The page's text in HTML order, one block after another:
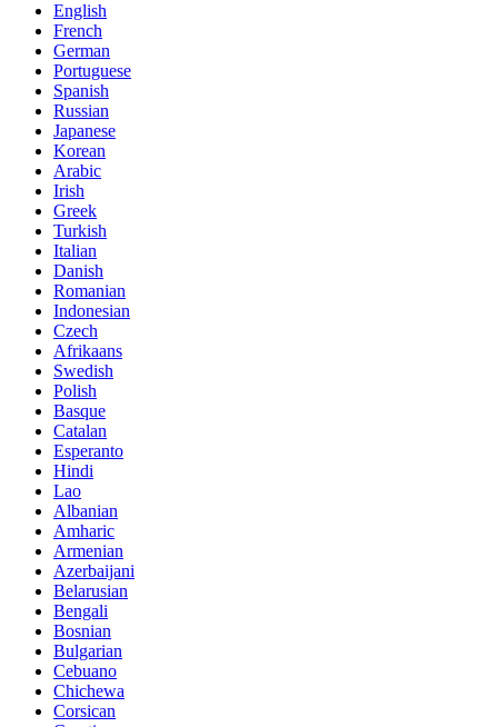
English
French
German
Portuguese
Spanish
Russian
Japanese
Korean
Arabic
Irish
Greek
Turkish
Italian
Danish
Romanian
Indonesian
Czech
Afrikaans
Swedish
Polish
Basque
Catalan
Esperanto
Hindi
Lao
Albanian
Amharic
Armenian
Azerbaijani
Belarusian
Bengali
Bosnian
Bulgarian
Cebuano
Chichewa
Corsican